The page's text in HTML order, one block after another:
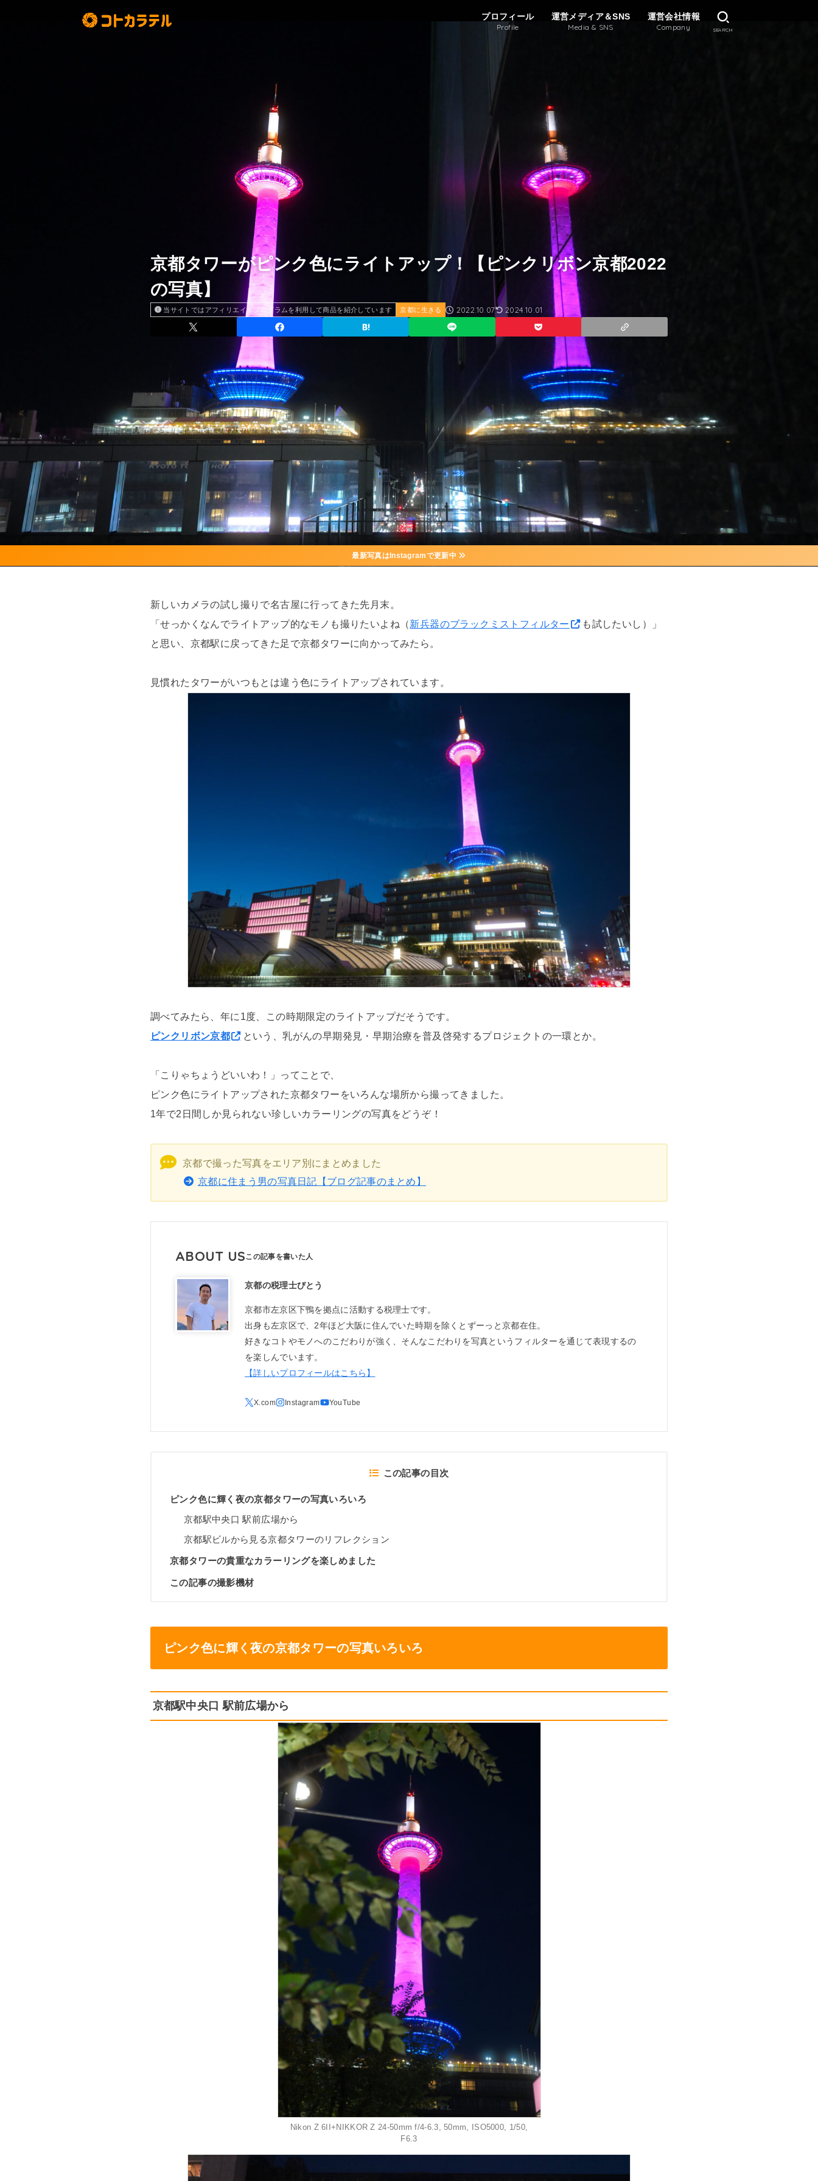
プロフィール
Profile
運営メディア＆SNS
Media & SNS
運営会社情報
Company SEARCH
京都タワーがピンク色にライトアップ！【ピンクリボン京都2022
の写真】
当サイトではアフィリエイトプログラムを利用して商品を紹介しています 京都に生きる 2022.10.07 2024.10.01
最新写真はInstagramで更新中
新しいカメラの試し撮りで名古屋に行ってきた先月末。
「せっかくなんでライトアップ的なモノも撮りたいよね（新兵器のブラックミストフィルター
も試したいし）」
と思い、京都駅に戻ってきた足で京都タワーに向かってみたら。
見慣れたタワーがいつもとは違う色にライトアップされています。
調べてみたら、年に1度、この時期限定のライトアップだそうです。
ピンクリボン京都
という、乳がんの早期発見・早期治療を普及啓発するプロジェクトの一環とか。
「こりゃちょうどいいわ！」ってことで、
ピンク色にライトアップされた京都タワーをいろんな場所から撮ってきました。
1年で2日間しか見られない珍しいカラーリングの写真をどうぞ！
京都で撮った写真をエリア別にまとめました
京都に住まう男の写真日記【ブログ記事のまとめ】
ABOUT US
京都の税理士びとう
京都市左京区下鴨を拠点に活動する税理士です。
出身も左京区で、2年ほど大阪に住んでいた時期を除くとずーっと京都在住。
好きなコトやモノへのこだわりが強く、そんなこだわりを写真というフィルターを通じて表現するの
を楽しんでいます。
【詳しいプロフィールはこちら】
この記事の目次
ピンク色に輝く夜の京都タワーの写真いろいろ
京都駅中央口 駅前広場から
京都駅ビルから見る京都タワーのリフレクション
京都タワーの貴重なカラーリングを楽しめました
この記事の撮影機材
ピンク色に輝く夜の京都タワーの写真いろいろ
京都駅中央口 駅前広場から
Nikon Z 6II+NIKKOR Z 24-50mm f/4-6.3, 50mm, ISO5000, 1/50,
F6.3